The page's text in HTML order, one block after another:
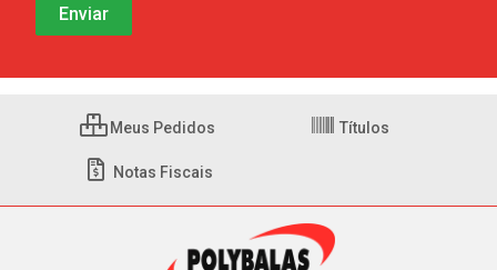
Meus Pedidos Títulos
Notas Fiscais